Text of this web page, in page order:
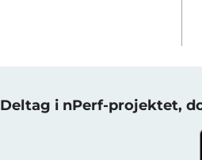
Deltag i nPerf-projektet,